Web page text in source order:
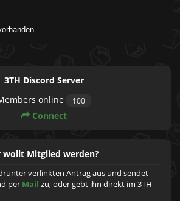
3TH Discord Server
online
100
Connect
wollt Mitglied werden?
verlinkten Antrag aus und sendet
per Mail zu, oder gebt ihn direkt im 3TH